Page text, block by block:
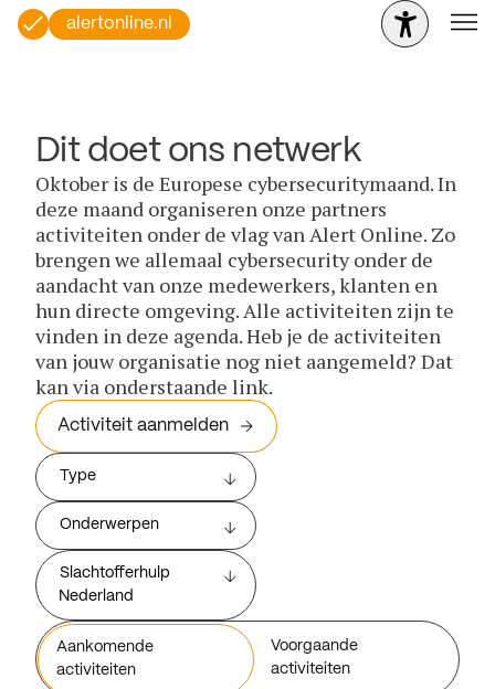
alertonline.nl
Dit doet ons netwerk
Oktober is de Europese cybersecuritymaand. In
deze maand organiseren onze partners
activiteiten onder de vlag van Alert Online. Zo
brengen we allemaal cybersecurity onder de
aandacht van onze medewerkers, klanten en
hun directe omgeving. Alle activiteiten zijn te
vinden in deze agenda. Heb je de activiteiten
van jouw organisatie nog niet aangemeld? Dat
kan via onderstaande link.
Activiteit aanmelden
Type
Onderwerpen
Slachtofferhulp
Nederland
Aankomende
activiteiten
Voorgaande
activiteiten